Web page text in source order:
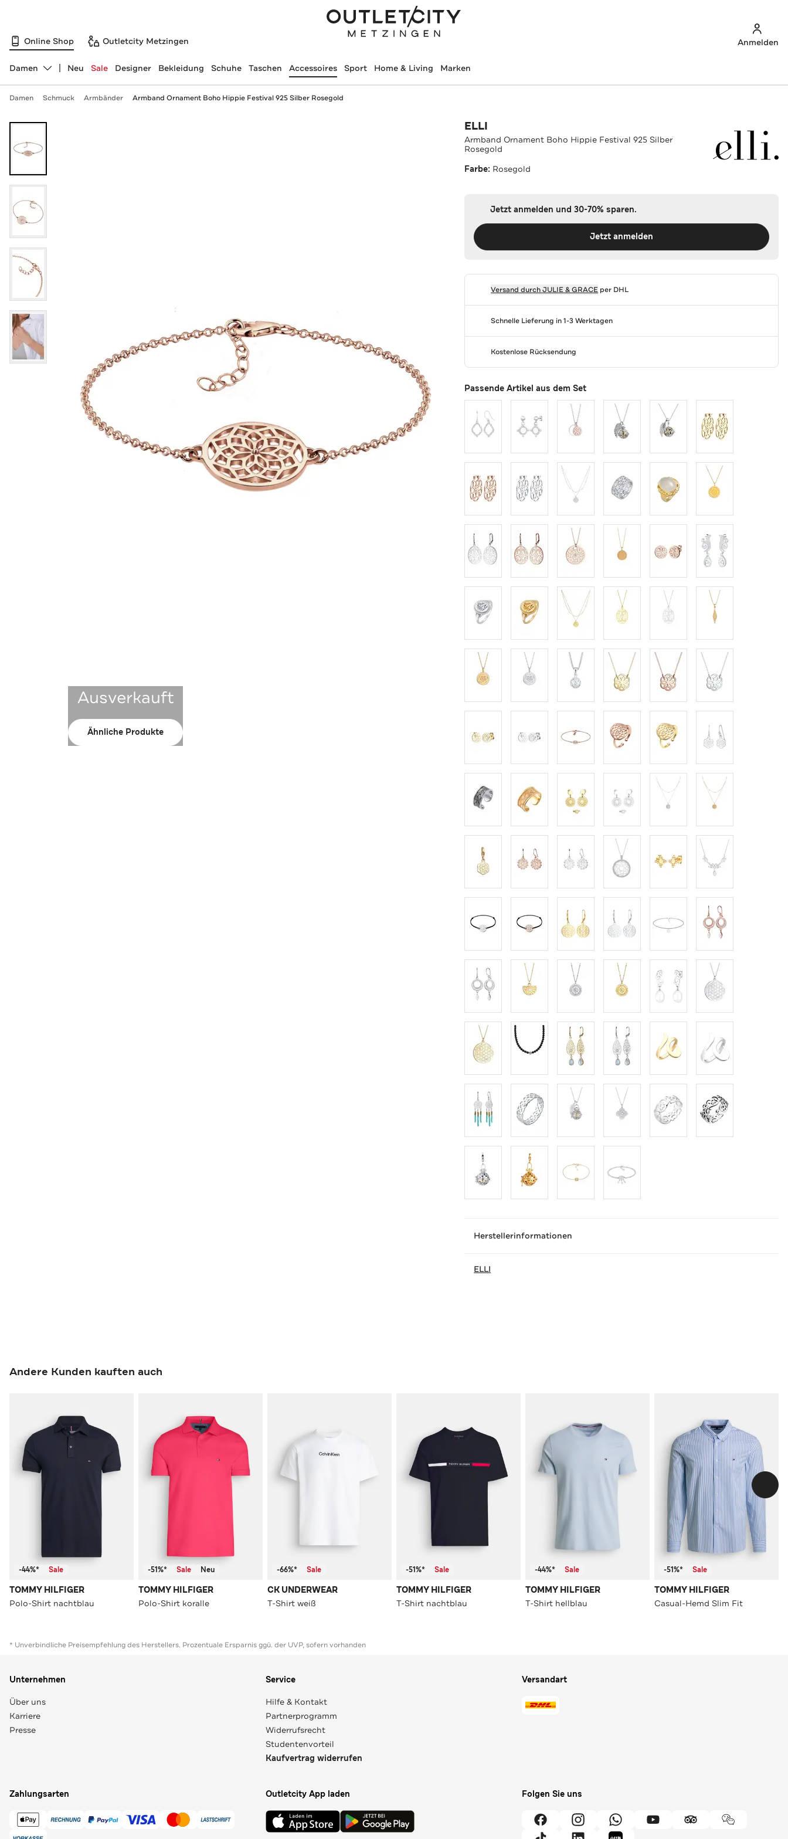
Online Shop Outletcity Metzingen Anmelden
Abteilung ändern, ausgewählt:
Damen Neu Sale Designer Bekleidung Schuhe Taschen Accessoires Sport Home & Living Marken
Damen Schmuck Armbänder Armband Ornament Boho Hippie Festival 925 Silber Rosegold
Ausverkauft
Ähnliche Produkte
ELLI
Armband Ornament Boho Hippie Festival 925 Silber
Rosegold
Farbe: Rosegold
Jetzt anmelden und 30-70% sparen.
Jetzt anmelden
Versand durchJULIE & GRACE per DHL
Schnelle Lieferung in 1-3 Werktagen
Kostenlose Rücksendung
Passende Artikel aus dem Set
Herstellerinformationen
ELLI
Andere Kunden kauften auch
-44%* Sale
TOMMY HILFIGER
Polo-Shirt nachtblau
-51%* Sale Neu
TOMMY HILFIGER
Polo-Shirt koralle
-66%* Sale
CK UNDERWEAR
T-Shirt weiß
-51%* Sale
TOMMY HILFIGER
T-Shirt nachtblau
-44%* Sale
TOMMY HILFIGER
T-Shirt hellblau
-51%* Sale
TOMMY HILFIGER
Casual-Hemd Slim Fit
* Unverbindliche Preisempfehlung des Herstellers. Prozentuale Ersparnis ggü. der UVP, sofern vorhanden
Unternehmen
Über uns
Karriere
Presse
Service
Hilfe & Kontakt
Partnerprogramm
Widerrufsrecht
Studentenvorteil
Kaufvertrag widerrufen
Versandart
Zahlungsarten Outletcity App laden Folgen Sie uns